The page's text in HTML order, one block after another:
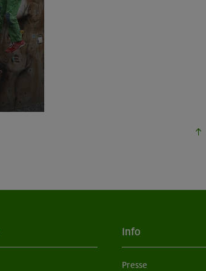
München
München
München
Info
Presse